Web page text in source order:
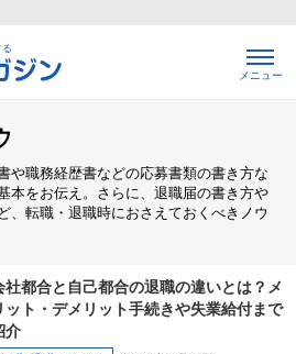
メニュー
や職務経歴書などの応募書類の書き方な
本をお伝え。さらに、退職届の書き方や
、転職・退職時におさえておくべきノウ
社都合と自己都合の退職の違いとは？メ
ット・デメリット手続きや失業給付まで
介